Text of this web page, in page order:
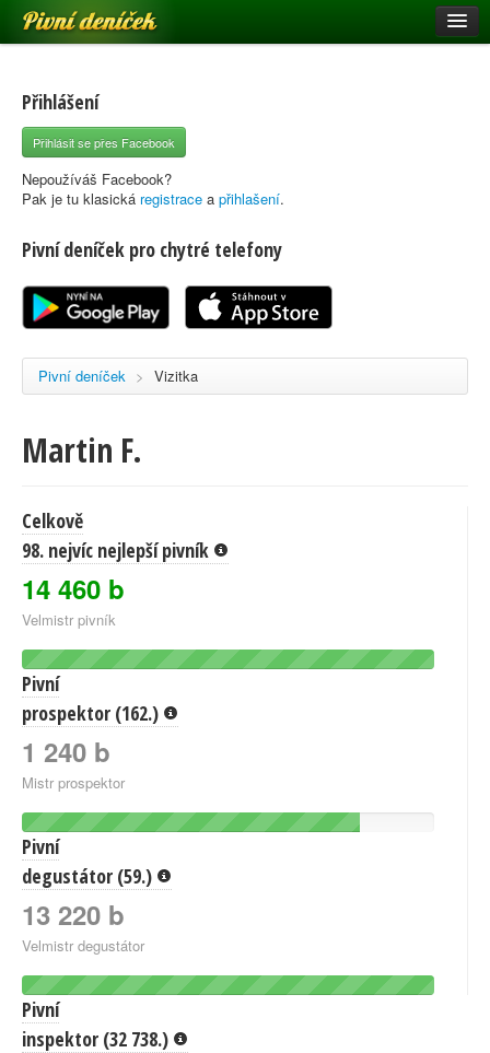
Pivní deníček
Pivní mapa
Pivní značky
Nápověda
Registrace
Přihlášení
Přihlásit se přes Facebook
Nepoužíváš Facebook?
Pak je tu klasická registrace a přihlašení.
Pivní deníček pro chytré telefony
Pivní deníček > Vizitka
Martin F.
Celkově
98. nejvíc nejlepší pivník
14 460 b
Velmistr pivník
Pivní
prospektor (162.)
1 240 b
Mistr prospektor
Pivní
degustátor (59.)
13 220 b
Velmistr degustátor
Pivní
inspektor (32 738.)